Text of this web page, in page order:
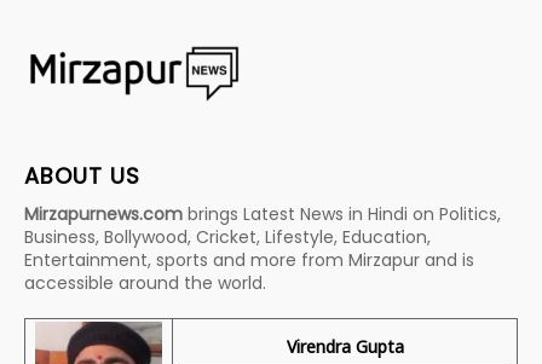
ABOUT US
Mirzapurnews.com brings Latest News in Hindi on Politics,
Business, Bollywood, Cricket, Lifestyle, Education,
Entertainment, sports and more from Mirzapur and is
accessible around the world.
Virendra Gupta